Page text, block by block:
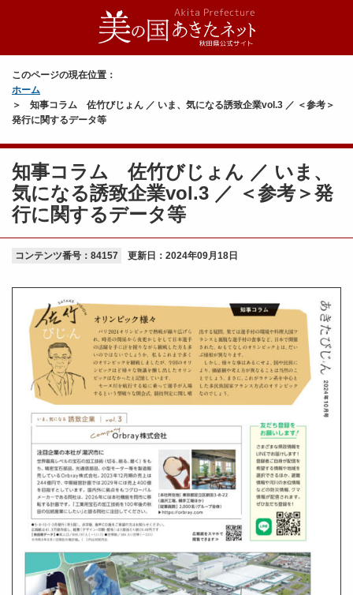
このページの現在位置：
ホーム
知事コラム 佐竹びじょん ／ いま、気になる誘致企業vol.3 ／ ＜参考＞
発行に関するデータ等
知事コラム 佐竹びじょん ／ いま、
気になる誘致企業vol.3 ／ ＜参考＞発
行に関するデータ等
コンテンツ番号：84157 更新日： 2024年09月18日